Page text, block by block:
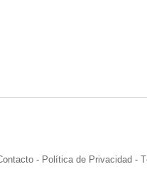
- Política de Privacidad -